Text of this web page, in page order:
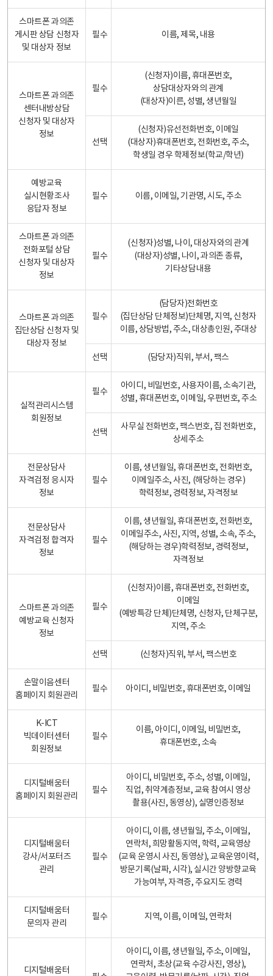
스마트폰 과의존
게시판 상담 신청자
및 대상자 정보
필수 이름, 제목, 내용
스마트폰 과의존
센터내방상담
신청자 및 대상자
정보
필수
(신청자)이름, 휴대폰번호,
상담대상자와의 관계
(대상자)이른, 성별, 생년월일
선택
(신청자)유선전화번호, 이메일
(대상자)휴대폰번호, 전화번호, 주소,
학생일 경우 학제정보(학교/학년)
예방교육
실시현황조사
응답자 정보
필수 이름, 이메일, 기관명, 시도, 주소
스마트폰 과의존
전화포털 상담
신청자 및 대상자
정보
필수
(신청자)성별, 나이, 대상자와의 관계
(대상자)성별, 나이, 과의존 종류,
기타상담내용
스마트폰 과의존
집단상담 신청자 및
대상자 정보
필수
(담당자)전화번호
(집단상담 단체정보)단체명, 지역, 신청자
이름, 상담방법, 주소, 대상총인원, 주대상
선택 (담당자)직위, 부서, 팩스
실적관리시스템
회원정보
필수
아이디, 비밀번호, 사용자이름, 소속기관,
성별, 휴대폰번호, 이메일, 우편번호, 주소
선택
사무실 전화번호, 팩스번호, 집 전화번호,
상세주소
전문상담사
자격검정 응시자
정보
필수
이름, 생년월일, 휴대폰번호, 전화번호,
이메일주소, 사진, (해당하는 경우)
학력정보, 경력정보, 자격정보
전문상담사
자격검정 합격자
정보
필수
이름, 생년월일, 휴대폰번호, 전화번호,
이메일주소, 사진, 지역, 성별, 소속, 주소,
(해당하는 경우)학력정보, 경력정보,
자격정보
스마트폰 과의존
예방교육 신청자
정보
필수
(신청자)이름, 휴대폰번호, 전화번호,
이메일
(예방특강 단체)단체명, 신청자, 단체구분,
지역, 주소
선택 (신청자)직위, 부서, 팩스번호
손말이음센터
홈페이지 회원관리
필수 아이디, 비밀번호, 휴대폰번호, 이메일
K-ICT
빅데이터센터
회원정보
필수
이름, 아이디, 이메일, 비밀번호,
휴대폰번호, 소속
디지털배움터
홈페이지 회원관리
필수
아이디, 비밀번호, 주소, 성별, 이메일,
직업, 취약계층정보, 교육 참여시 영상
촬용(사진, 동영상), 실명인증정보
디지털배움터
강사/서포터즈
관리
필수
아이디, 이름, 생년월일, 주소, 이메일,
연락처, 희망활동지역, 학력, 교육영상
(교육 운영시 사진, 동영상), 교육운영이력,
방문기록(날짜, 시각), 실시간 양방향교육
가능여부, 자격증, 주요지도 경력
디지털배움터
문의자 관리
필수 지역, 이름, 이메일, 연락처
디지털배움터
아이디, 이름, 생년월일, 주소, 이메일,
연락처, 초상(교육 수강사진, 영상),